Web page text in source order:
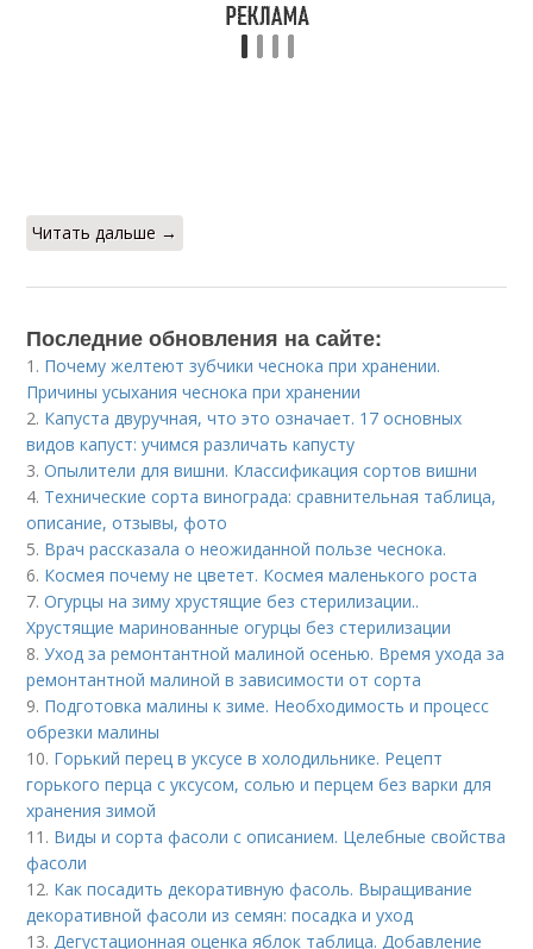
Читать дальше →
Последние обновления на сайте:
1. Почему желтеют зубчики чеснока при хранении.
Причины усыхания чеснока при хранении
2. Капуста двуручная, что это означает. 17 основных
видов капуст: учимся различать капусту
3.Опылители для вишни. Классификация сортов вишни
4. Технические сорта винограда: сравнительная таблица,
описание, отзывы, фото
5. Врач рассказала о неожиданной пользе чеснока.
6. Космея почему не цветет. Космея маленького роста
7.Огурцы на зиму хрустящие без стерилизации..
Хрустящие маринованные огурцы без стерилизации
8.Уход за ремонтантной малиной осенью. Время ухода за
ремонтантной малиной в зависимости от сорта
9. Подготовка малины к зиме. Необходимость и процесс
обрезки малины
10. Горький перец в уксусе в холодильнике. Рецепт
горького перца с уксусом, солью и перцем без варки для
хранения зимой
11. Виды и сорта фасоли с описанием. Целебные свойства
фасоли
12. Как посадить декоративную фасоль. Выращивание
декоративной фасоли из семян: посадка и уход
13.Дегустационная оценка яблок таблица. Добавление